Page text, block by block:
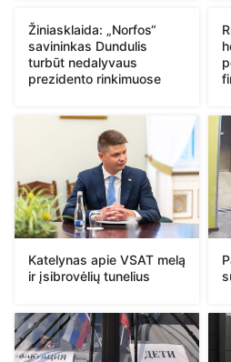
Žiniasklaida: „Norfos“
savininkas Dundulis
turbūt nedalyvaus
prezidento rinkimuose
Katelynas apie VSAT melą
ir įsibrovėlių tunelius